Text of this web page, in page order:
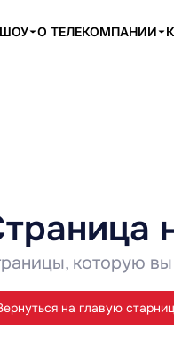
О ТЕЛЕКОМПАНИИ
которую вы
на главую